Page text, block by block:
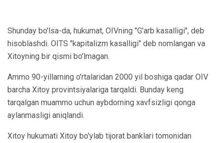
Shunday bo'lsa-da, hukumat, OIVning "G'arb kasalligi", deb
hisoblashdi. OITS "kapitalizm kasalligi" deb nomlangan va
Xitoyning bir qismi bo'lmagan.
Ammo 90-yillarning o'rtalaridan 2000 yil boshiga qadar OIV
barcha Xitoy provintsiyalariga tarqaldi. Bunday keng
tarqalgan muammo uchun aybdorning xavfsizligi qonga
aylanmasligi aniqlandi.
Xitoy hukumati Xitoy bo'ylab tijorat banklari tomonidan